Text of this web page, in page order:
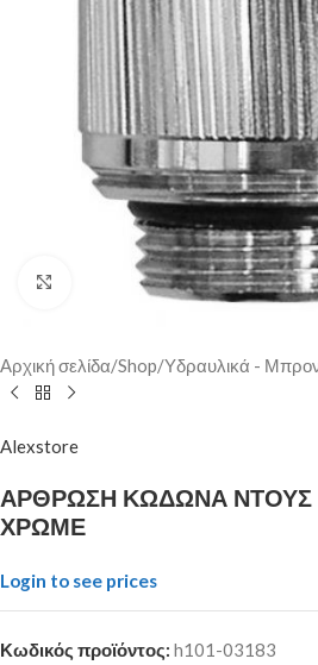
Click to enlarge
Αρχική σελίδα/Shop/Υδραυλικά -
Alexstore
ΑΡΘΡΩΣΗ ΚΩΔΩΝΑ ΝΤΟΥΣ
ΧΡΩΜΕ
Login to see prices
Κωδικός προϊόντος: h101-03183